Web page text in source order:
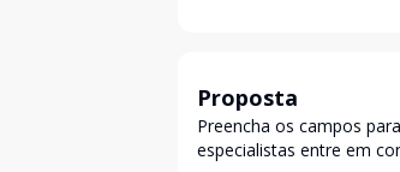
Proposta
Preencha os campos
especialistas entre em